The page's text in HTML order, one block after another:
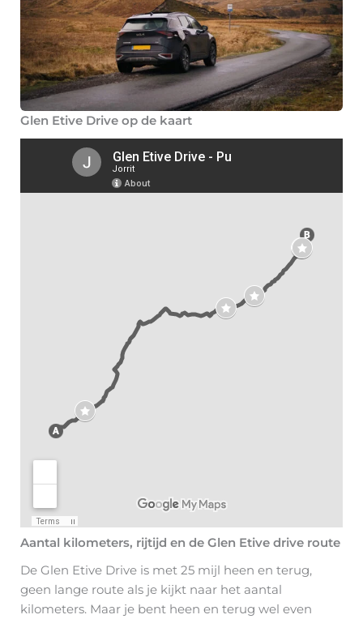
Glen Etive Drive op de kaart
Aantal kilometers, rijtijd en de Glen Etive drive route
De Glen Etive Drive is met 25 mijl heen en terug,
geen lange route als je kijkt naar het aantal
kilometers. Maar je bent heen en terug wel even